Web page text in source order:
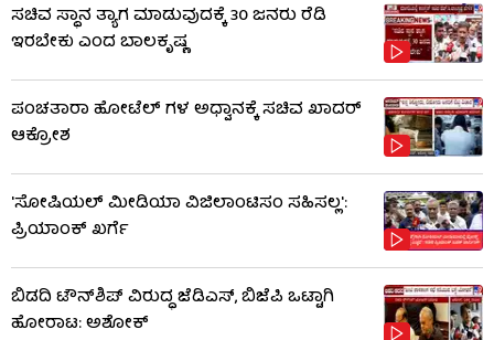
ಸಚಿವ ಸ್ಥಾನ ತ್ಯಾಗ ಮಾಡುವುದಕ್ಕೆ 30 ಜನರು ರೆಡಿ
ಇರಬೇಕು ಎಂದ ಬಾಲಕೃಷ್ಣ
ಪಂಚತಾರಾ ಹೋಟೆಲ್ ಗಳ ಅಧ್ವಾನಕ್ಕೆ ಸಚಿವ ಖಾದರ್
ಆಕ್ರೋಶ
'ಸೋಷಿಯಲ್ ಮೀಡಿಯಾ ವಿಜಿಲಾಂಟಿಸಂ ಸಹಿಸಲ್ಲ':
ಪ್ರಿಯಾಂಕ್ ಖರ್ಗೆ
ಬಿಡದಿ ಟೌನ್​ಶಿಪ್ ವಿರುದ್ಧ ಜೆಡಿಎಸ್, ಬಿಜೆಪಿ ಒಟ್ಟಾಗಿ
ಹೋರಾಟ: ಅಶೋಕ್